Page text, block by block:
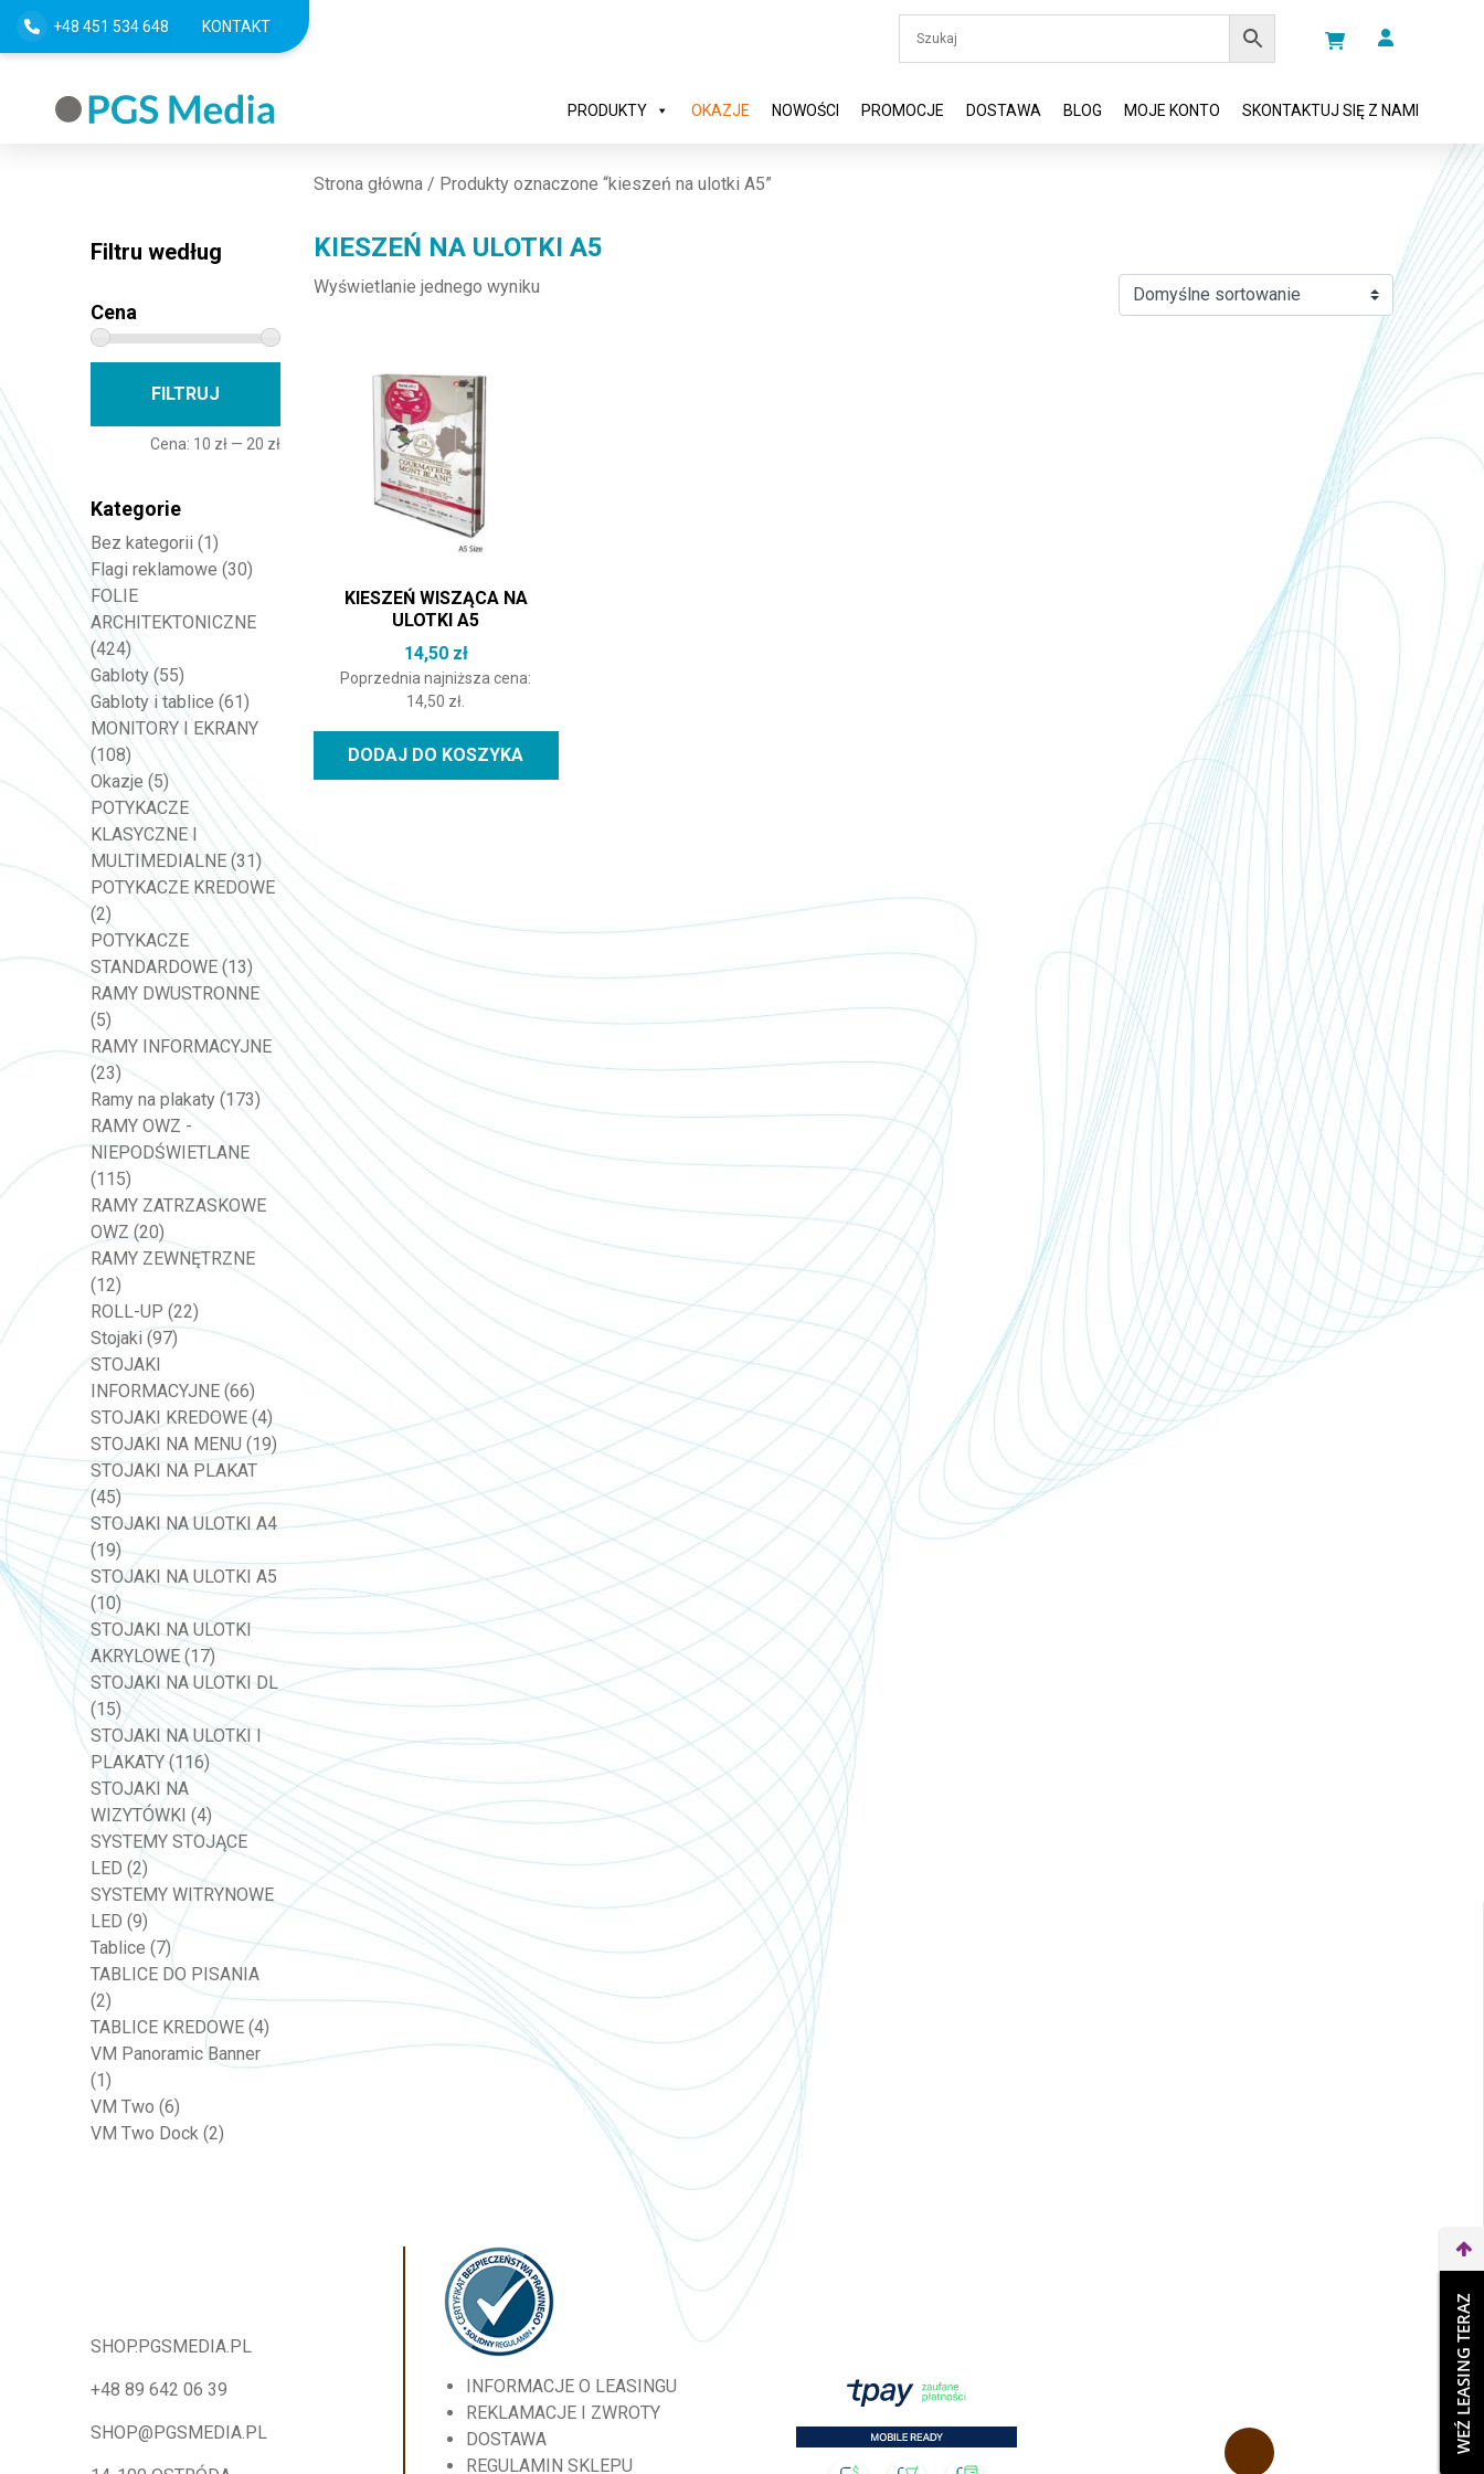
+48 451 534 648 KONTAKT
PRODUKTY OKAZJE NOWOŚCI PROMOCJE DOSTAWA BLOG MOJE KONTO SKONTAKTUJ SIĘ Z NAMI
Filtru według
Cena
FILTRUJ
Cena: 10 zł— 20 zł
Kategorie
Bez kategorii (1)
Flagi reklamowe (30)
FOLIE
ARCHITEKTONICZNE
(424)
Gabloty (55)
Gabloty i tablice (61)
MONITORY I EKRANY
(108)
Okazje (5)
POTYKACZE
KLASYCZNE I
MULTIMEDIALNE (31)
POTYKACZE KREDOWE
(2)
POTYKACZE
STANDARDOWE (13)
RAMY DWUSTRONNE
(5)
RAMY INFORMACYJNE
(23)
Ramy na plakaty (173)
RAMY OWZ -
NIEPODŚWIETLANE
(115)
RAMY ZATRZASKOWE
OWZ (20)
RAMY ZEWNĘTRZNE
(12)
ROLL-UP (22)
Stojaki (97)
STOJAKI
INFORMACYJNE (66)
STOJAKI KREDOWE (4)
STOJAKI NA MENU (19)
STOJAKI NA PLAKAT
(45)
STOJAKI NA ULOTKI A4
(19)
STOJAKI NA ULOTKI A5
(10)
STOJAKI NA ULOTKI
AKRYLOWE (17)
STOJAKI NA ULOTKI DL
(15)
STOJAKI NA ULOTKI I
PLAKATY (116)
STOJAKI NA
WIZYTÓWKI (4)
SYSTEMY STOJĄCE
LED (2)
SYSTEMY WITRYNOWE
LED (9)
Tablice (7)
TABLICE DO PISANIA
(2)
TABLICE KREDOWE (4)
VM Panoramic Banner
(1)
VM Two (6)
VM Two Dock (2)
Strona główna/ Produkty oznaczone “kieszeń na ulotki A5”
KIESZEŃ NA ULOTKI A5
Wyświetlanie jednego wyniku
KIESZEŃ WISZĄCA NA
ULOTKI A5
14,50 zł
Poprzednia najniższa cena:
14,50 zł
DODAJ DO KOSZYKA
SHOP.PGSMEDIA.PL
+48 89 642 06 39
SHOP@PGSMEDIA.PL
INFORMACJE O LEASINGU
REKLAMACJE I ZWROTY
DOSTAWA
REGULAMIN SKLEPU
WEŹ LEASING TERAZ